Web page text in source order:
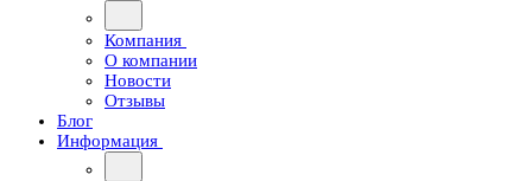
Компания
О компании
Новости
Отзывы
Блог
Информация